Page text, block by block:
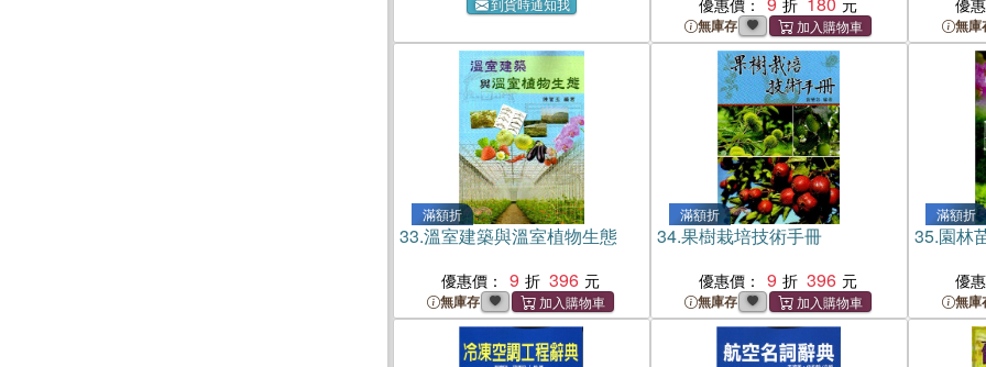
到貨時通知我 優惠價：
無庫存
優
無庫
滿額折
33.溫室建築與溫室植物生態
優惠價： 9 396
無庫存
滿額折
34.果樹栽培技術手冊
優惠價： 9 396
無庫存
滿額折
35.園林
優
無庫